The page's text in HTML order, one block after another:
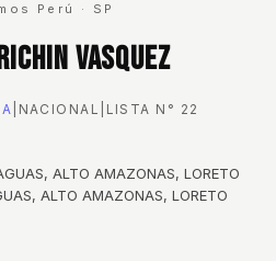
Perú · SP
Vasquez
NACIONAL LISTA N° 22
ALTO AMAZONAS, LORETO
ALTO AMAZONAS, LORETO